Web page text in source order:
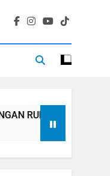
TIDAK KEHILANGAN